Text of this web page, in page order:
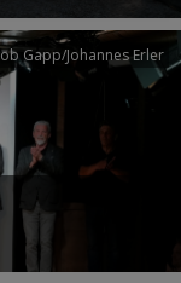
Gapp/Johannes Erler